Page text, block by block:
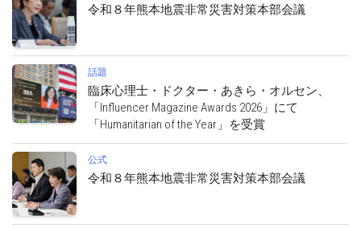
令和８年熊本地震非常災害対策本部会議
話題
臨床心理士・ドクター・あきら・オルセン、
「Influencer Magazine Awards 2026」にて
「Humanitarian of the Year」を受賞
公式
令和８年熊本地震非常災害対策本部会議